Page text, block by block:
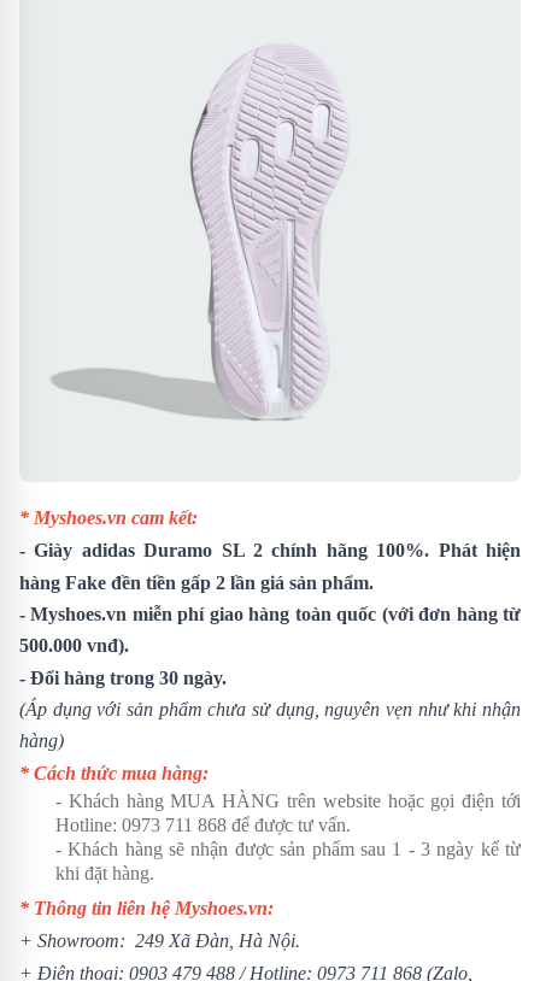
* Myshoes.vn cam kết:
-Giày adidas Duramo SL 2 chính hãng 100%. Phát hiện
hàng Fake đền tiền gấp 2 lần giá sản phẩm.
- Myshoes.vn miễn phí giao hàng toàn quốc (với đơn hàng từ
500.000 vnđ).
- Đổi hàng trong 30 ngày.
(Áp dụng với sản phẩm chưa sử dụng, nguyên vẹn như khi nhận
hàng)
* Cách thức mua hàng:
- Khách hàng MUA HÀNG trên website hoặc gọi điện tới
Hotline: 0973 711 868 để được tư vấn.
- Khách hàng sẽ nhận được sản phẩm sau 1 - 3 ngày kể từ
khi đặt hàng.
* Thông tin liên hệ Myshoes.vn:
+ Showroom: 249 Xã Đàn, Hà Nội.
+ Điện thoại: 0903 479 488 / Hotline: 0973 711 868 (Zalo,